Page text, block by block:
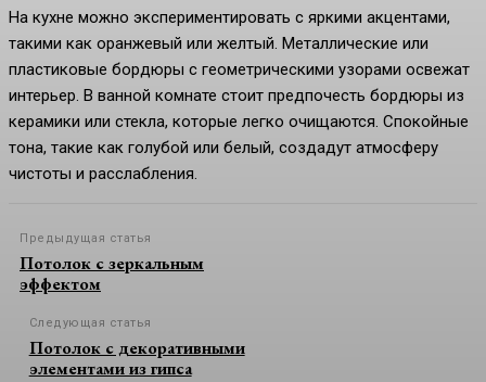
На кухне можно экспериментировать с яркими акцентами,
такими как оранжевый или желтый. Металлические или
пластиковые бордюры с геометрическими узорами освежат
интерьер. В ванной комнате стоит предпочесть бордюры из
керамики или стекла, которые легко очищаются. Спокойные
тона, такие как голубой или белый, создадут атмосферу
чистоты и расслабления.
Предыдущая статья
Потолок с зеркальным
эффектом
Следующая статья
Потолок с декоративными
элементами из гипса